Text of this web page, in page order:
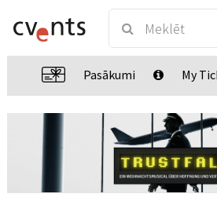
Pasākumi My